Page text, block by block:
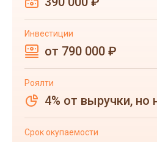
Инвестиции
от 790 000 ₽
Роялти
4% от выручки, но
Срок окупаемости